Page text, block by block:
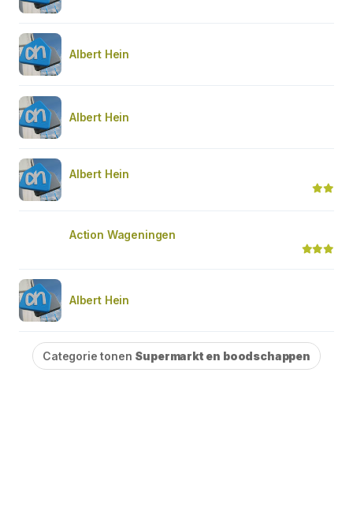
Albert Hein
Albert Hein
Albert Hein
Action Wageningen
Albert Hein
Categorie tonen Supermarkt en boodschappen